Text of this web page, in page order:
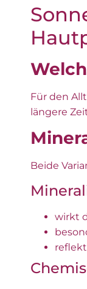
Für den
längere
Beide
wirkt